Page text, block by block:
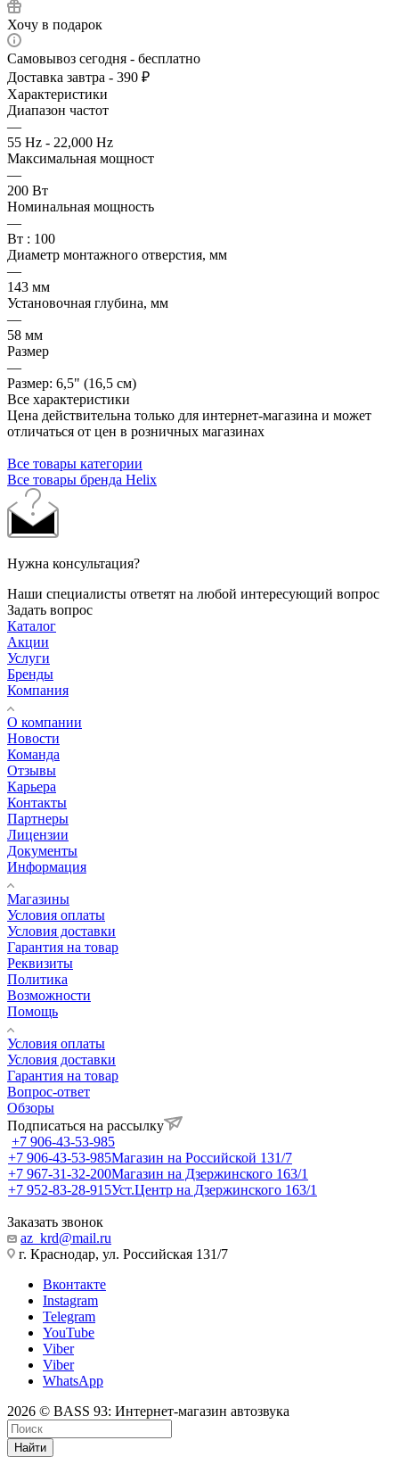
Хочу в подарок
Самовывоз сегодня - бесплатно
Доставка завтра - 390 ₽
Характеристики
Диапазон частот
—
55 Hz - 22,000 Hz
Максимальная мощност
—
200 Вт
Номинальная мощность
—
Вт : 100
Диаметр монтажного отверстия, мм
—
143 мм
Установочная глубина, мм
—
58 мм
Размер
—
Размер: 6,5" (16,5 см)
Все характеристики
Цена действительна только для интернет-магазина и может
отличаться от цен в розничных магазинах
Все товары категории
Все товары бренда Helix
Нужна консультация?
Наши специалисты ответят на любой интересующий вопрос
Задать вопрос
Каталог
Акции
Услуги
Бренды
Компания
О компании
Новости
Команда
Отзывы
Карьера
Контакты
Партнеры
Лицензии
Документы
Информация
Магазины
Условия оплаты
Условия доставки
Гарантия на товар
Реквизиты
Политика
Возможности
Помощь
Условия оплаты
Условия доставки
Гарантия на товар
Вопрос-ответ
Обзоры
Подписаться на рассылку
+7 906-43-53-985
+7 906-43-53-985Магазин на Российской 131/7
+7 967-31-32-200Магазин на Дзержинского 163/1
+7 952-83-28-915Уст.Центр на Дзержинского 163/1
Заказать звонок
az_krd@mail.ru
г. Краснодар, ул. Российская 131/7
Вконтакте
Instagram
Telegram
YouTube
Viber
Viber
WhatsApp
2026 © BASS 93: Интернет-магазин автозвука
Найти